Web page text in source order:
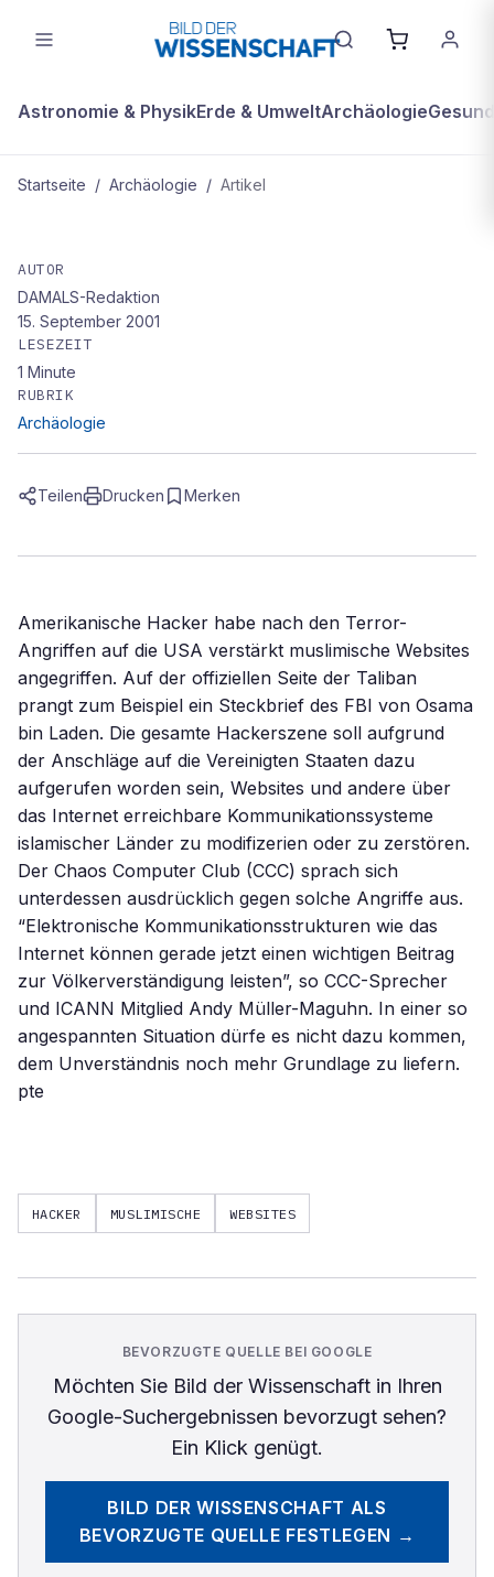
Astronomie & PhysikErde & UmweltArchäologie
Startseite / Archäologie / Artikel
US-Hacker greifen muslimische
Websites an
AUTOR
DAMALS-Redaktion
15. September 2001
LESEZEIT
1 Minute
RUBRIK
Archäologie
Teilen Drucken Merken
Amerikanische Hacker habe nach den Terror-
Angriffen auf die USA verstärkt muslimische Websites
angegriffen. Auf der offiziellen Seite der Taliban
prangt zum Beispiel ein Steckbrief des FBI von Osama
bin Laden. Die gesamte Hackerszene soll aufgrund
der Anschläge auf die Vereinigten Staaten dazu
aufgerufen worden sein, Websites und andere über
das Internet erreichbare Kommunikationssysteme
islamischer Länder zu modifizerien oder zu zerstören.
Der Chaos Computer Club (CCC) sprach sich
unterdessen ausdrücklich gegen solche Angriffe aus.
“Elektronische Kommunikationsstrukturen wie das
Internet können gerade jetzt einen wichtigen Beitrag
zur Völkerverständigung leisten”, so CCC-Sprecher
und ICANN Mitglied Andy Müller-Maguhn. In einer so
angespannten Situation dürfe es nicht dazu kommen,
dem Unverständnis noch mehr Grundlage zu liefern.
pte
HACKER MUSLIMISCHE WEBSITES
BEVORZUGTE QUELLE BEI GOOGLE
Möchten Sie Bild der Wissenschaftin Ihren
Google-Suchergebnissen bevorzugt sehen?
Ein Klick genügt.
BILD DER WISSENSCHAFT ALS
BEVORZUGTE QUELLE FESTLEGEN →